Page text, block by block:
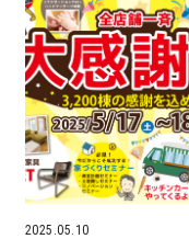
nattokuグ
2025.05.10